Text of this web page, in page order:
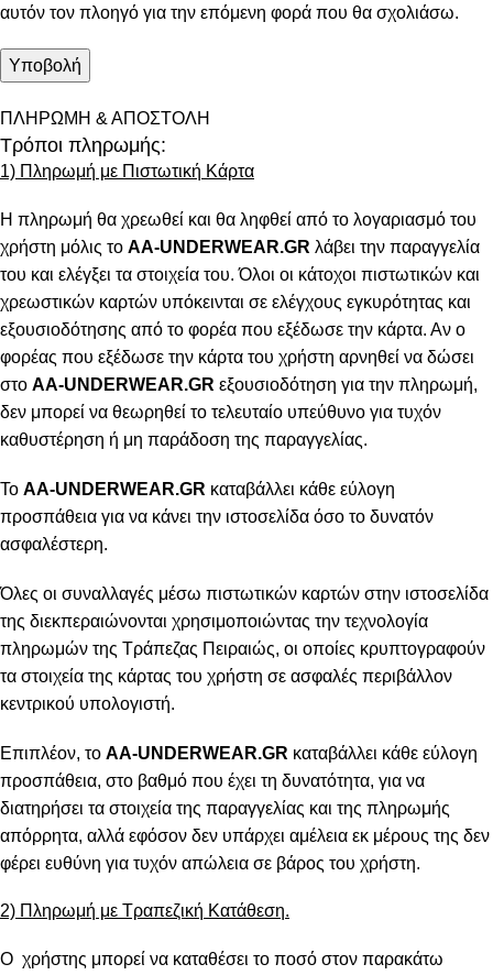
αυτόν τον πλοηγό για την επόμενη φορά που θα σχολιάσω.
ΠΛΗΡΩΜΗ & ΑΠΟΣΤΟΛΗ
Τρόποι πληρωμής:
1) Πληρωμή με Πιστωτική Κάρτα
Η πληρωμή θα χρεωθεί και θα ληφθεί από το λογαριασμό του
χρήστη μόλις το AA-UNDERWEAR.GR λάβει την παραγγελία
του και ελέγξει τα στοιχεία του. Όλοι οι κάτοχοι πιστωτικών και
χρεωστικών καρτών υπόκεινται σε ελέγχους εγκυρότητας και
εξουσιοδότησης από το φορέα που εξέδωσε την κάρτα. Αν ο
φορέας που εξέδωσε την κάρτα του χρήστη αρνηθεί να δώσει
στο AA-UNDERWEAR.GR εξουσιοδότηση για την πληρωμή,
δεν μπορεί να θεωρηθεί το τελευταίο υπεύθυνο για τυχόν
καθυστέρηση ή μη παράδοση της παραγγελίας.
Το AA-UNDERWEAR.GR καταβάλλει κάθε εύλογη
προσπάθεια για να κάνει την ιστοσελίδα όσο το δυνατόν
ασφαλέστερη.
Όλες οι συναλλαγές μέσω πιστωτικών καρτών στην ιστοσελίδα
της διεκπεραιώνονται χρησιμοποιώντας την τεχνολογία
πληρωμών της Τράπεζας Πειραιώς, οι οποίες κρυπτογραφούν
τα στοιχεία της κάρτας του χρήστη σε ασφαλές περιβάλλον
κεντρικού υπολογιστή.
Επιπλέον, το AA-UNDERWEAR.GR καταβάλλει κάθε εύλογη
προσπάθεια, στο βαθμό που έχει τη δυνατότητα, για να
διατηρήσει τα στοιχεία της παραγγελίας και της πληρωμής
απόρρητα, αλλά εφόσον δεν υπάρχει αμέλεια εκ μέρους της δεν
φέρει ευθύνη για τυχόν απώλεια σε βάρος του χρήστη.
2) Πληρωμή με Τραπεζική Κατάθεση.
Ο χρήστης μπορεί να καταθέσει το ποσό στον παρακάτω